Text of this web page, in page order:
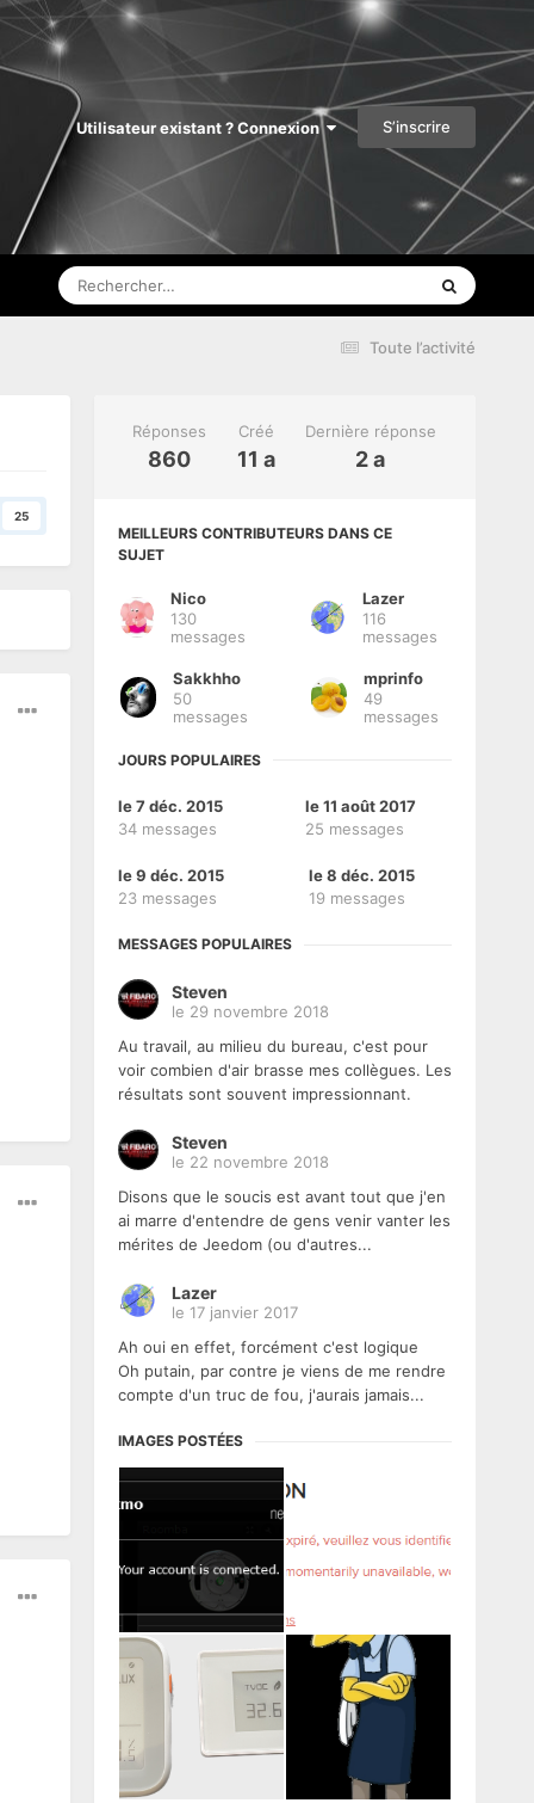
Utilisateur existant ? Connexion S’inscrire
Toute l’activité
25
Réponses
860
Créé
11 a
Dernière réponse
2 a
MEILLEURS CONTRIBUTEURS DANS CE
SUJET
Nico
130
messages
Lazer
116
messages
Sakkhho
50
messages
mprinfo
49
messages
JOURS POPULAIRES
le 7 déc. 2015
34 messages
le 11 août 2017
25 messages
le 9 déc. 2015
23 messages
le 8 déc. 2015
19 messages
MESSAGES POPULAIRES
Steven
le 29 novembre 2018
Au travail, au milieu du bureau, c'est pour
voir combien d'air brasse mes collègues. Les
résultats sont souvent impressionnant.
Steven
le 22 novembre 2018
Disons que le soucis est avant tout que j'en
ai marre d'entendre de gens venir vanter les
mérites de Jeedom (ou d'autres...
Lazer
le 17 janvier 2017
Ah oui en effet, forcément c'est logique
Oh putain, par contre je viens de me rendre
compte d'un truc de fou, j'aurais jamais...
IMAGES POSTÉES